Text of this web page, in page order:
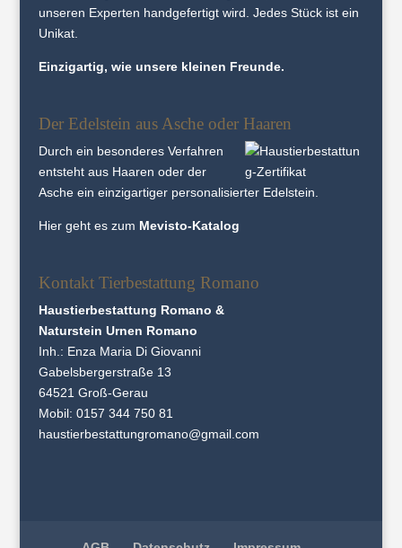
unseren Experten hand­gefertigt wird. Jedes Stück ist ein
Unikat.
Einzigartig, wie unsere kleinen Freunde.
Der Edelstein aus Asche oder Haaren
Durch ein besonderes Verfahren
entsteht aus Haaren oder der
Asche ein einzigartiger personalisierter Edelstein.
Hier geht es zum Mevisto-Katalog
Kontakt Tierbestattung Romano
Haustierbestattung Romano &
Naturstein Urnen Romano
Inh.: Enza Maria Di Giovanni
Gabelsbergerstraße 13
64521 Groß-Gerau
Mobil: 0157 344 750 81
haustierbestattungromano@gmail.com